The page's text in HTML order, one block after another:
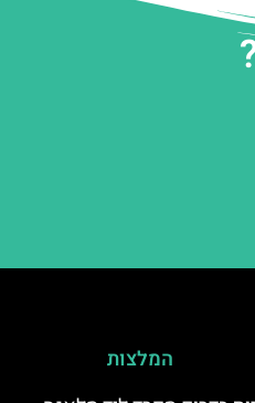
המלצות